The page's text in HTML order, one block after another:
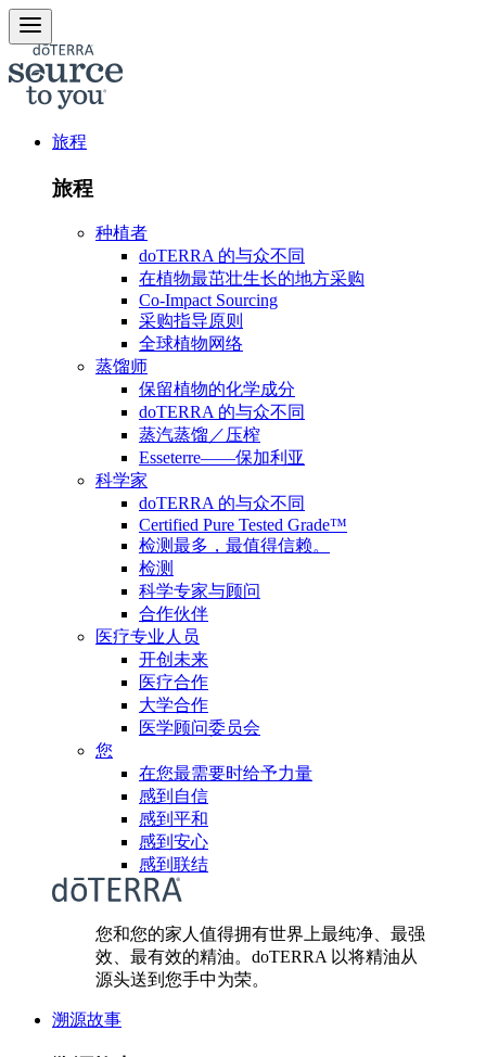
旅程
旅程
种植者
doTERRA 的与众不同
在植物最茁壮生长的地方采购
Co-Impact Sourcing
采购指导原则
全球植物网络
蒸馏师
保留植物的化学成分
doTERRA 的与众不同
蒸汽蒸馏／压榨
Esseterre——保加利亚
科学家
doTERRA 的与众不同
Certified Pure Tested Grade™
检测最多，最值得信赖。
检测
科学专家与顾问
合作伙伴
医疗专业人员
开创未来
医疗合作
大学合作
医学顾问委员会
您
在您最需要时给予力量
感到自信
感到平和
感到安心
感到联结
您和您的家人值得拥有世界上最纯净、最强
效、最有效的精油。doTERRA 以将精油从
源头送到您手中为荣。
溯源故事